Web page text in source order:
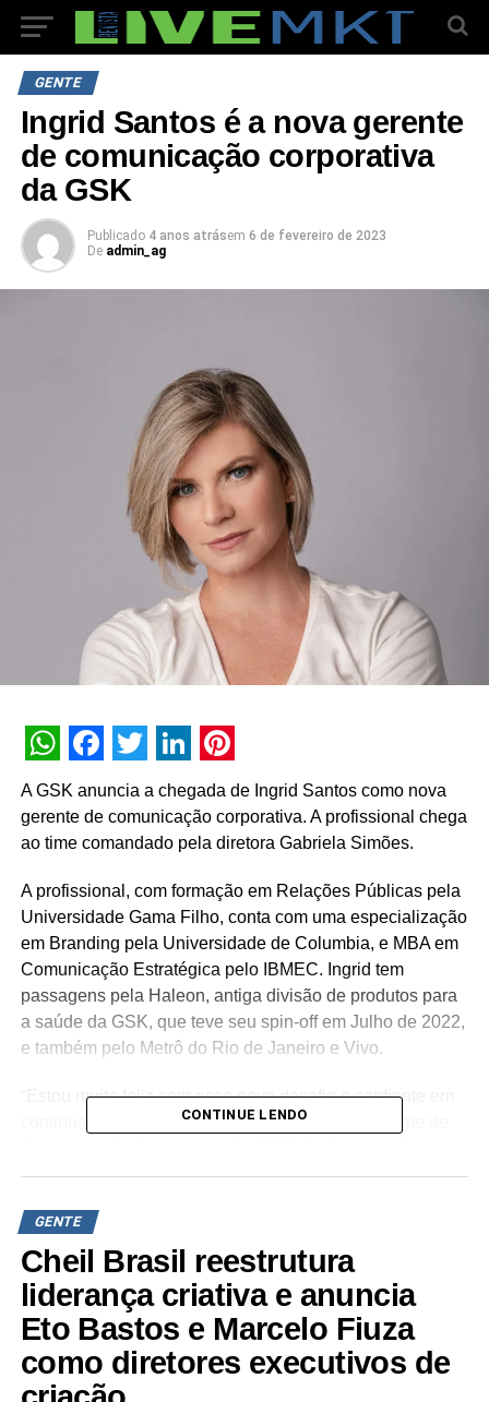
GENTE
Ingrid Santos é a nova gerente
de comunicação corporativa
da GSK
Publicado 4 anos atrásem 6 de fevereiro de 2023
De admin_ag
WhatsApp
Facebook
Twitter
LinkedIn
Pinterest
A GSK anuncia a chegada de Ingrid Santos como nova
gerente de comunicação corporativa. A profissional chega
ao time comandado pela diretora Gabriela Simões.
A profissional, com formação em Relações Públicas pela
Universidade Gama Filho, conta com uma especialização
em Branding pela Universidade de Columbia, e MBA em
Comunicação Estratégica pelo IBMEC. Ingrid tem
passagens pela Haleon, antiga divisão de produtos para
a saúde da GSK, que teve seu spin-off em Julho de 2022,
e também pelo Metrô do Rio de Janeiro e Vivo.
“Estou muito feliz com esse novo desafio e confiante em
continuar o excelente trabalho já realizado pelo time de
TÓPICOS RELACIONADOS: DESTAQUE
A SEGUIR
Silvia Ramazzotti é a nova diretora de marketing
da JCDecaux Brasil
NÃO PERCA
Cheil anuncia novo Game Specialist
CONTINUE LENDO
GENTE
Cheil Brasil reestrutura
liderança criativa e anuncia
Eto Bastos e Marcelo Fiuza
como diretores executivos de